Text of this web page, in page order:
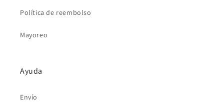
Política de reembolso
Mayoreo
Ayuda
Envío